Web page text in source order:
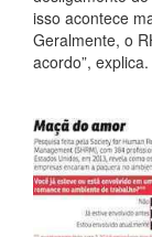
isso acontece
Geralmente, o
acordo”, explica.